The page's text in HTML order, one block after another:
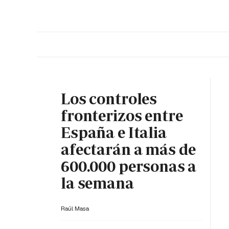
Los controles
fronterizos entre
España e Italia
afectarán a más de
600.000 personas a
la semana
Raúl Masa